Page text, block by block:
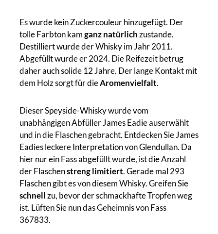
Es wurde kein Zuckercouleur hinzugefügt. Der
tolle Farbton kamganz natürlichzustande.
Destilliert wurde der Whisky im Jahr 2011.
Abgefüllt wurde er 2024. Die Reifezeit betrug
daher auch solide 12 Jahre. Der lange Kontakt mit
dem Holz sorgt für dieAromenvielfalt.
Dieser Speyside-Whisky wurde vom
unabhängigen Abfüller James Eadie auserwählt
und in die Flaschen gebracht. Entdecken Sie James
Eadies leckere Interpretation von Glendullan. Da
hier nur ein Fass abgefüllt wurde, ist die Anzahl
der Flaschenstreng limitiert. Gerade mal 293
Flaschen gibt es von diesem Whisky. Greifen Sie
schnellzu, bevor der schmackhafte Tropfen weg
ist. Lüften Sie nun das Geheimnis von Fass
367833.